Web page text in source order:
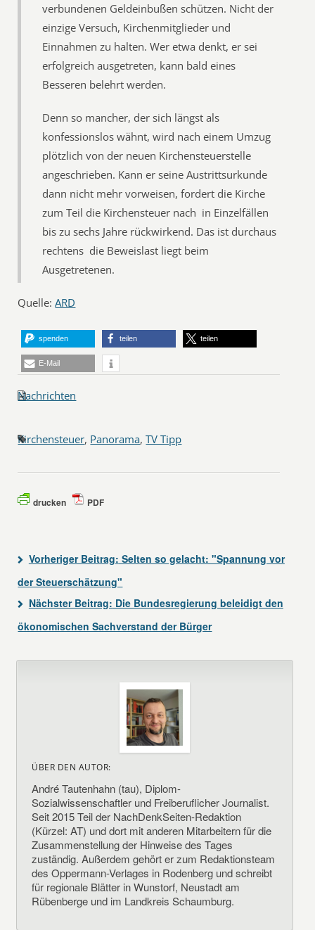
verbundenen Geldeinbußen schützen. Nicht der
einzige Versuch, Kirchenmitglieder und
Einnahmen zu halten. Wer etwa denkt, er sei
erfolgreich ausgetreten, kann bald eines
Besseren belehrt werden.
Denn so mancher, der sich längst als
konfessionslos wähnt, wird nach einem Umzug
plötzlich von der neuen Kirchensteuerstelle
angeschrieben. Kann er seine Austrittsurkunde
dann nicht mehr vorweisen, fordert die Kirche
zum Teil die Kirchensteuer nach  in Einzelfällen
bis zu sechs Jahre rückwirkend. Das ist durchaus
rechtens  die Beweislast liegt beim
Ausgetretenen.
Quelle:ARD
spenden teilen teilen
E-Mail
Nachrichten
Kirchensteuer, Panorama,TV Tipp
drucken PDF
Vorheriger Beitrag: Selten so gelacht: "Spannung vor
der Steuerschätzung"
Nächster Beitrag: Die Bundesregierung beleidigt den
ökonomischen Sachverstand der Bürger
ÜBER DEN AUTOR:
André Tautenhahn (tau), Diplom-
Sozialwissenschaftler und Freiberuflicher Journalist.
Seit 2015 Teil der NachDenkSeiten-Redaktion
(Kürzel: AT) und dort mit anderen Mitarbeitern für die
Zusammenstellung der Hinweise des Tages
zuständig. Außerdem gehört er zum Redaktionsteam
des Oppermann-Verlages in Rodenberg und schreibt
für regionale Blätter in Wunstorf, Neustadt am
Rübenberge und im Landkreis Schaumburg.